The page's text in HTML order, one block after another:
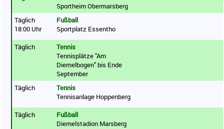
Sportheim Obermarsberg
Täglich
18:00 Uhr
Fußball
Sportplatz Essentho
Täglich
Tennis
Tennisplätze "Am
Diemelbogen" bis Ende
September
Täglich
Tennis
Tennisanlage Hoppenberg
Täglich
Fußball
Diemelstadion Marsberg